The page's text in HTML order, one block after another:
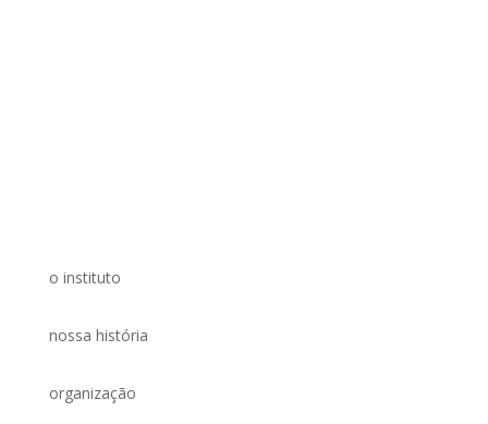
o instituto
nossa história
organização